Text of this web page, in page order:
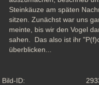
Steinkäuze am späten
sitzen. Zunächst war uns
meinte, bis wir den Vogel
sahen.  Das also ist ihr
überblicken...
Bild-ID: